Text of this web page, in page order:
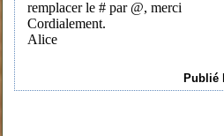
remplacer le # par @, merci
Cordialement.
Alice
Publié